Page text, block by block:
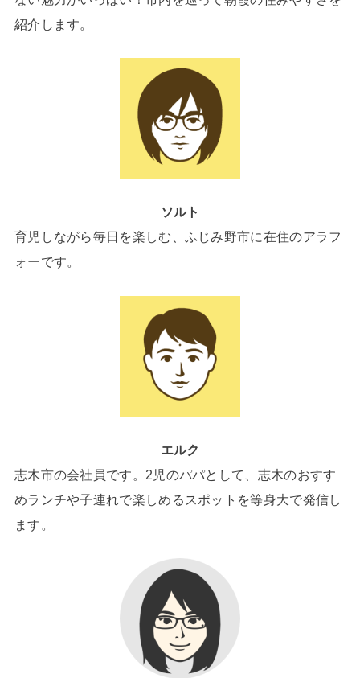
紹介します。
ソルト
育児しながら毎日を楽しむ、ふじみ野市に在住のアラフ
ォーです。
エルク
志木市の会社員です。2児のパパとして、志木のおすす
めランチや子連れで楽しめるスポットを等身大で発信し
ます。